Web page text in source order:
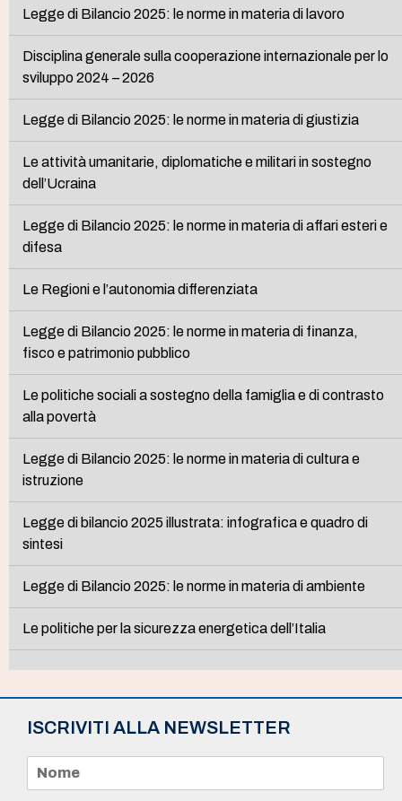
Legge di Bilancio 2025: le norme in materia di lavoro
Disciplina generale sulla cooperazione internazionale per lo
sviluppo 2024 – 2026
Legge di Bilancio 2025: le norme in materia di giustizia
Le attività umanitarie, diplomatiche e militari in sostegno
dell’Ucraina
Legge di Bilancio 2025: le norme in materia di affari esteri e
difesa
Le Regioni e l’autonomia differenziata
Legge di Bilancio 2025: le norme in materia di finanza,
fisco e patrimonio pubblico
Le politiche sociali a sostegno della famiglia e di contrasto
alla povertà
Legge di Bilancio 2025: le norme in materia di cultura e
istruzione
Legge di bilancio 2025 illustrata: infografica e quadro di
sintesi
Legge di Bilancio 2025: le norme in materia di ambiente
Le politiche per la sicurezza energetica dell’Italia
ISCRIVITI ALLA NEWSLETTER
m